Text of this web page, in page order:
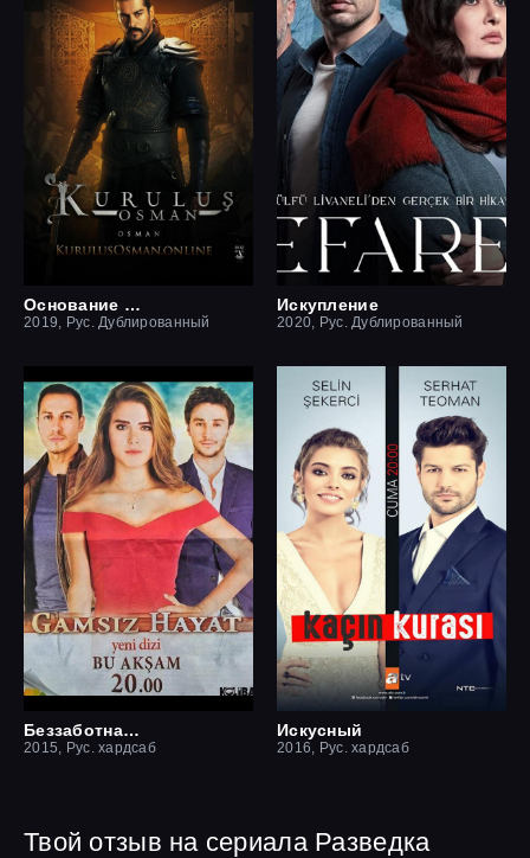
Основание Осман
2019, Рус. Дублированный
Искупление
2020, Рус. Дублированный
Беззаботная жизнь
2015, Рус. хардсаб
Искусный
2016, Рус. хардсаб
Твой отзыв на сериала Разведка